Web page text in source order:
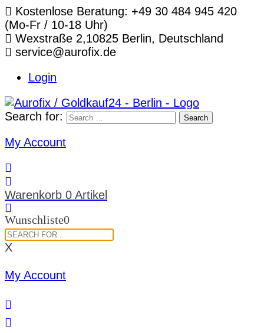
Telefon:
Kostenlose Beratung: +49 30 484 945 420
(Mo-Fr / 10-18 Uhr)
Standort:
Wexstraße 2,10825 Berlin, Deutschland
E-
service@aurofix.de
Login
Search for: Search
My Account
Warenkorb 0 Artikel
Wunschliste0
X
My Account